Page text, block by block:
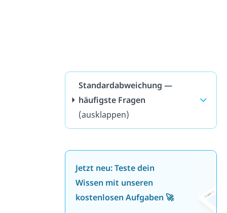
Standardabweichung —
häufigste Fragen
(ausklappen)
Jetzt neu: Teste dein
Wissen mit unseren
kostenlosen Aufgaben 🚀